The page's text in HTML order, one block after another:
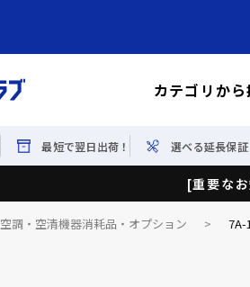
カテゴリから
最短で翌日出荷！ 選べる延長保
[重要な
空調・空清機器消耗品・オプション > 7A-